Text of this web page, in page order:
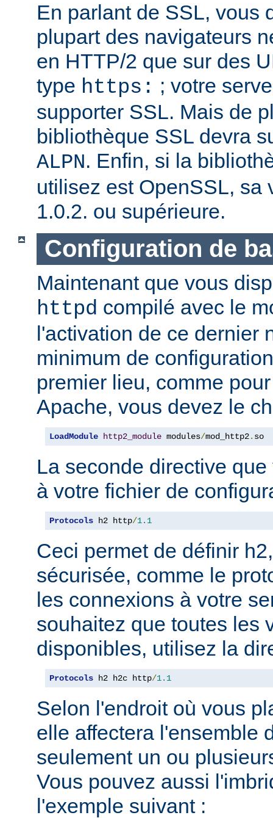
En parlant de SSL, vous
plupart des navigateurs
en HTTP/2 que sur des
type https: ; votre
supporter SSL. Mais de
bibliothèque SSL devra
ALPN. Enfin, si la
utilisez est OpenSSL, sa
1.0.2. ou supérieure.
Configuration de
Maintenant que vous
httpd compilé avec le
l'activation de ce dernier
minimum de
premier lieu, comme
Apache, vous devez le
LoadModule http2_module modules/mod_http2. so
La seconde directive
à votre fichier de
Protocols h2 http/1.1
Ceci permet de définir
sécurisée, comme le
les connexions à votre
souhaitez que toutes les
disponibles, utilisez la
Protocols h2 h2c http/1.1
Selon l'endroit où vous
elle affectera l'ensemble
seulement un ou
Vous pouvez aussi
l'exemple suivant :